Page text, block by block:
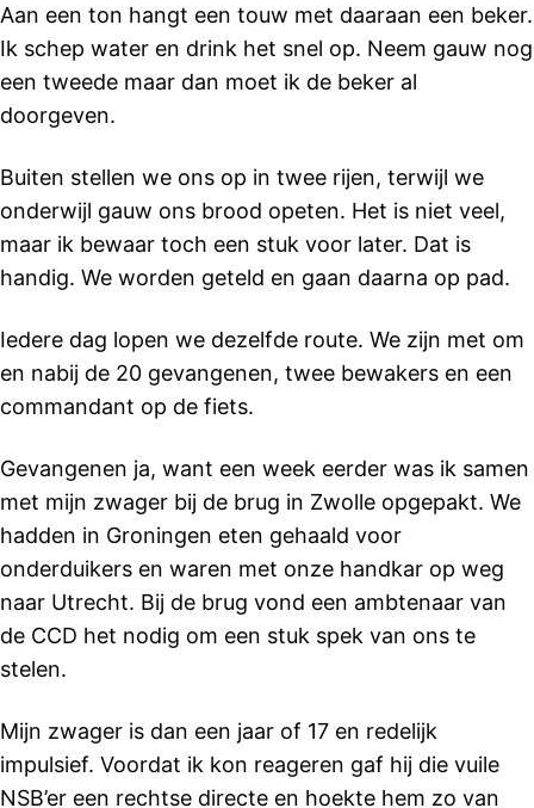
Aan een ton hangt een touw met daaraan een beker.
Ik schep water en drink het snel op. Neem gauw nog
een tweede maar dan moet ik de beker al
doorgeven.
Buiten stellen we ons op in twee rijen, terwijl we
onderwijl gauw ons brood opeten. Het is niet veel,
maar ik bewaar toch een stuk voor later. Dat is
handig. We worden geteld en gaan daarna op pad.
Iedere dag lopen we dezelfde route. We zijn met om
en nabij de 20 gevangenen, twee bewakers en een
commandant op de fiets.
Gevangenen ja, want een week eerder was ik samen
met mijn zwager bij de brug in Zwolle opgepakt. We
hadden in Groningen eten gehaald voor
onderduikers en waren met onze handkar op weg
naar Utrecht. Bij de brug vond een ambtenaar van
de CCD het nodig om een stuk spek van ons te
stelen.
Mijn zwager is dan een jaar of 17 en redelijk
impulsief. Voordat ik kon reageren gaf hij die vuile
NSB’er een rechtse directe en hoekte hem zo van